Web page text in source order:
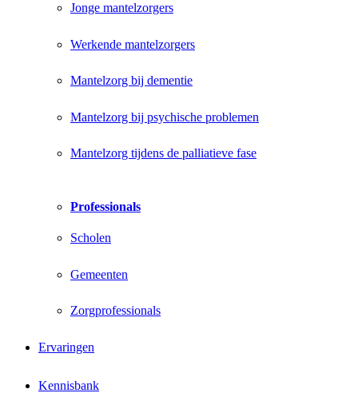
Jonge mantelzorgers
Werkende mantelzorgers
Mantelzorg bij dementie
Mantelzorg bij psychische problemen
Mantelzorg tijdens de palliatieve fase
Professionals
Scholen
Gemeenten
Zorgprofessionals
Ervaringen
Kennisbank